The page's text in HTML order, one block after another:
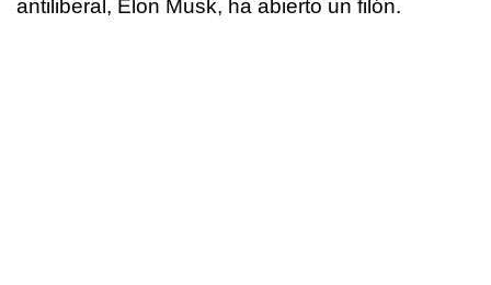
antiliberal, Elon Musk, ha abierto un filón.